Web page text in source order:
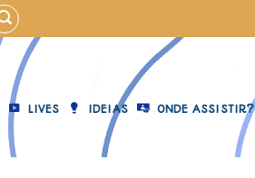
LIVES IDEIAS ONDE ASSISTIR?